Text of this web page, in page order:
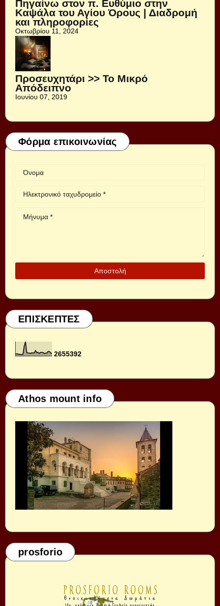
Πηγαίνω στον π. Ευθύμιο στην
Καψάλα του Αγίου Όρους | Διαδρομή
και πληροφορίες
Οκτωβρίου 11, 2024
Προσευχητάρι >> Το Μικρό
Απόδειπνο
Ιουνίου 07, 2019
Φόρμα επικοινωνίας
ΕΠΙΣΚΕΠΤΕΣ
2655392
Athos mount info
prosforio